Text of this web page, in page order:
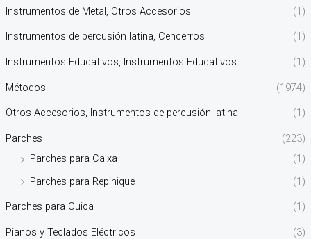
Instrumentos de Metal, Otros Accesorios (1)
Instrumentos de percusión latina, Cencerros (1)
Instrumentos Educativos, Instrumentos Educativos (1)
Métodos (1974)
Otros Accesorios, Instrumentos de percusión latina (1)
Parches
(223)
Parches para Caixa
(1)
Parches para Repinique
(1)
Parches para Cuica (1)
Pianos y Teclados Eléctricos
(3)